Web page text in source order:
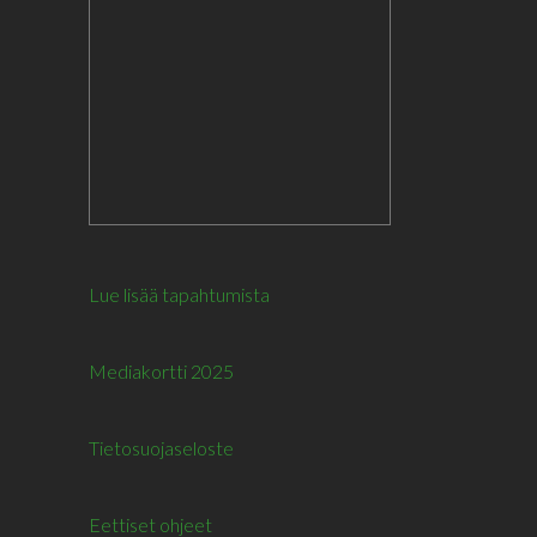
Lue lisää tapahtumista
Mediakortti 2025
Tietosuojaseloste
Eettiset ohjeet